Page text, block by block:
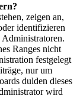
zeigen an,
identifizieren
Ranges nicht
festgelegt
nur um
dulden dieses
wird